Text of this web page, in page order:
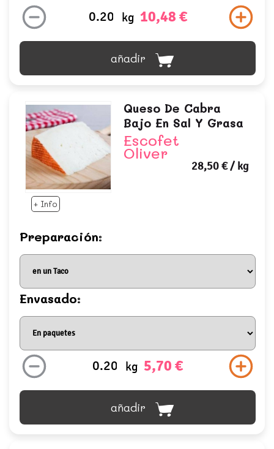
kg 10,48 €
añadir
+ Info
Queso De Cabra
Bajo En Sal Y Grasa
Escofet
Oliver
28,50 €/ kg
Preparación:
Envasado:
kg 5,70 €
añadir